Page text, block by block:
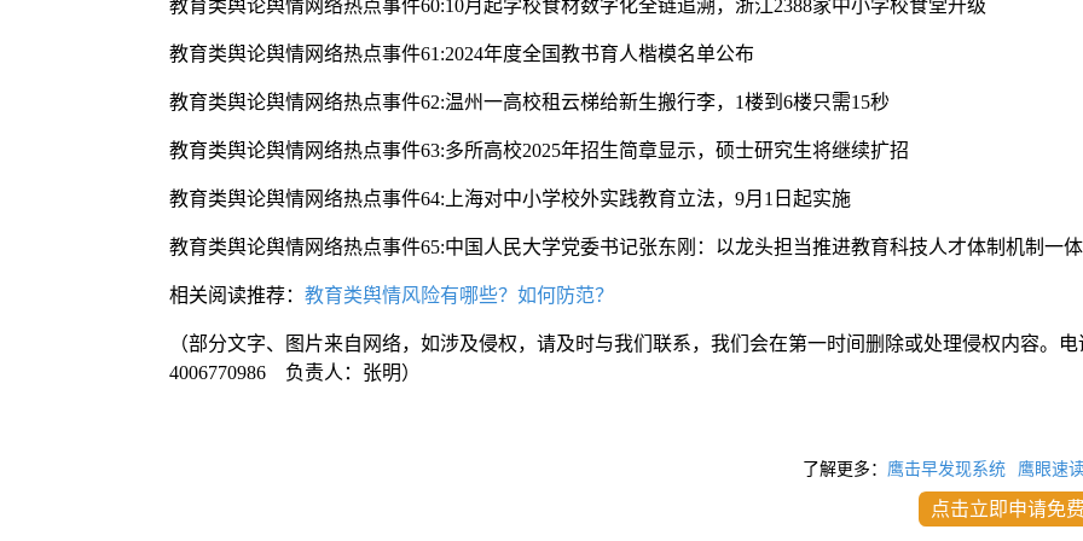
教育类舆论舆情网络热点事件60:10月起学校食材数字化全链追溯，浙江2388家中小学校食堂升级
教育类舆论舆情网络热点事件61:2024年度全国教书育人楷模名单公布
教育类舆论舆情网络热点事件62:温州一高校租云梯给新生搬行李，1楼到6楼只需15秒
教育类舆论舆情网络热点事件63:多所高校2025年招生简章显示，硕士研究生将继续扩招
教育类舆论舆情网络热点事件64:上海对中小学校外实践教育立法，9月1日起实施
教育类舆论舆情网络热点事件65:中国人民大学党委书记张东刚：以龙头担当推进教育科技人才体制机制一
相关阅读推荐： 教育类舆情风险有哪些？如何防范？
（部分文字、图片来自网络，如涉及侵权，请及时与我们联系，我们会在第一时间删除或处理侵权内容。电
4006770986 负责人：张明）
了解更多： 鹰击早发现系统 鹰眼速
点击立即申请免